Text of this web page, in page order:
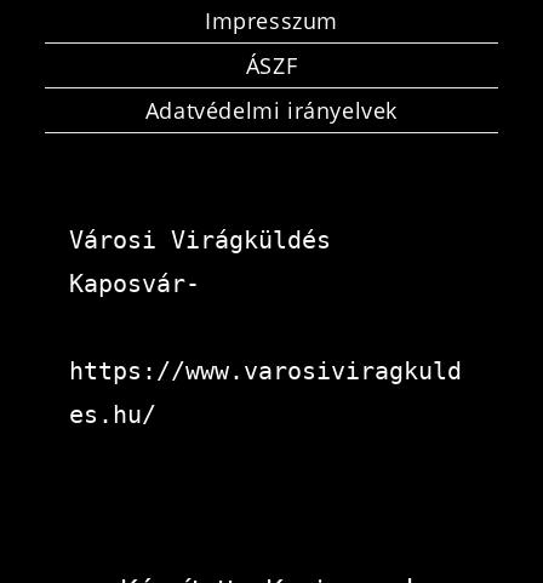
Impresszum
ÁSZF
Adatvédelmi irányelvek
Városi Virágküldés
Kaposvár-
https://www.varosiviragkuld
es.hu/